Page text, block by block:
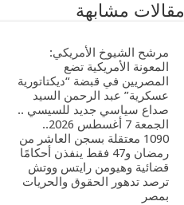
مقالات مشابهة
مرشح الشيوخ الأمريكي:
المعونة الأمريكية تضع
المصريين في قبضة “ديكتاتورية
عسكرية” عبد الرحمن السيد
صداع سياسي جديد للسيسي ..
الجمعة 7 أغسطس 2026..
1090 معتقلة بسجن العاشر من
رمضان و47 فقط ينفذن أحكامًا
قضائية وهيومن رايتس ووتش
ترصد تدهور الحقوق والحريات
بمصر